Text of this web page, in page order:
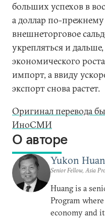
больших успехов в
а доллар по-
внешнеторговое
укрепляться и
экономического
импорт, а ввиду
экспорт снова растет.
Оригинал перевода
ИноСМИ
О авторе
Yukon
Senior Fellow, Asia
Huang is a
Program where
economy and